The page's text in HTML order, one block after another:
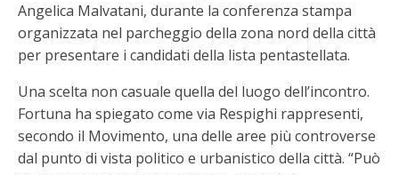
Angelica Malvatani, durante la conferenza stampa
organizzata nel parcheggio della zona nord della città
per presentare i candidati della lista pentastellata.
Una scelta non casuale quella del luogo dell’incontro.
Fortuna ha spiegato come via Respighi rappresenti,
secondo il Movimento, una delle aree più controverse
dal punto di vista politico e urbanistico della città. “Può